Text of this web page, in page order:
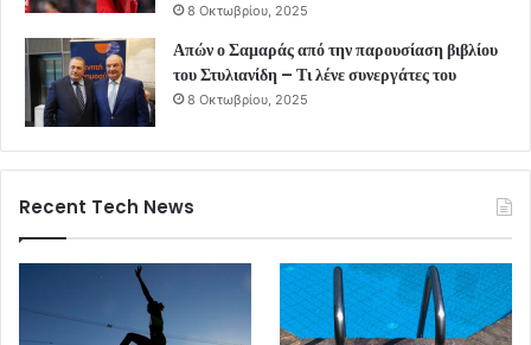
8 Οκτωβρίου, 2025
Απών ο Σαμαράς από την παρουσίαση βιβλίου
του Στυλιανίδη – Τι λένε συνεργάτες του
8 Οκτωβρίου, 2025
Recent Tech News